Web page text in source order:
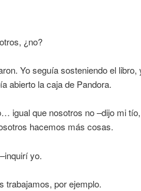
¿no?
Yo seguía sosteniendo el
abierto la caja de Pandora.
igual que nosotros no –dijo mi
hacemos más cosas.
yo.
trabajamos, por ejemplo.